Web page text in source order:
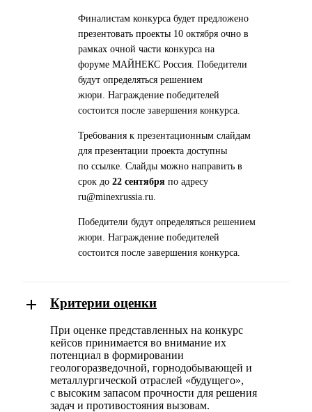
Финалистам конкурса будет предложено
презентовать проекты 10 октября очно в
рамках очной части конкурса на
форуме МАЙНЕКС Россия. Победители
будут определяться решением
жюри. Награждение победителей
состоится после завершения конкурса.
Требования к презентационным слайдам
для презентации проекта доступны
по ссылке. Слайды можно направить в
срок до 22 сентября по адресу
ru@minexrussia.ru.
Победители будут определяться решением
жюри. Награждение победителей
состоится после завершения конкурса.
Критерии оценки
При оценке представленных на конкурс
кейсов принимается во внимание их
потенциал в формировании
геологоразведочной, горнодобывающей и
металлургической отраслей «будущего»,
с высоким запасом прочности для решения
задач и противостояния вызовам.